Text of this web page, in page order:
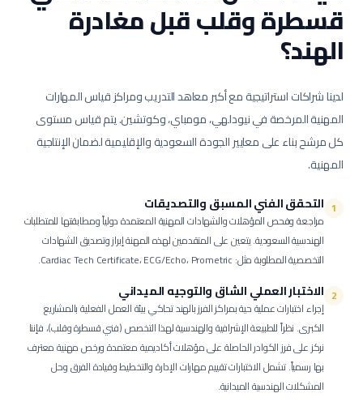
قسطرة وقلبقبل مغادرة
الهند؟
لدينا شراكات استراتيجية مع أكبر معاهد التدريب ومراكز قياس المهارات
المهنية المرخصة في نيودلهي، مومباي، وكوتشين. يتم قياس مستوى
كل مرشح بناء على معايير الجودة السعودية والإقليمية لضمان الإنتاجية
المهنية.
1 التحقق الفني المسبق والتصديقات
مراجعة وفحص المؤهلات والشهادات المهنية المعتمدة دولياً ومطابقتها للمتطلبات
الهندسية السعودية.يتعين على المتقدمين لهذه المهنة إبراز وتصديق الشهادات
التخصصية المطلوبة مثل: Cardiac Tech Certificate، ECG/Echo، Prometric.
2 الاختبار العملي الشاق والتوجيه الميداني
إجراء اختبارات عملية حية بمراكز الفرز بالهند تحاكي بيئة العمل الفعلية بالمشاريع
الكبرى. نظراً للطبيعة الإشرافية والهندسية لهذا التخصص (فني قسطرة وقلب)، فإننا
نركز على فرز الكوادر الحاصلة على مؤهلات أكاديمية معتمدة ورخص مهنية معترف
بها رسمياً. تشمل الاختبارات تقييم مهارات الإدارة والتخطيط وقيادة الفرق وحل
المشكلات الهندسية الميدانية.